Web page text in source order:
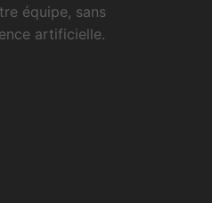
équipe, sans
artificielle.